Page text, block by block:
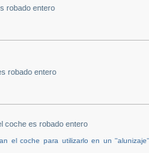
robado entero
robado entero
coche es robado entero
el coche para utilizarlo en un